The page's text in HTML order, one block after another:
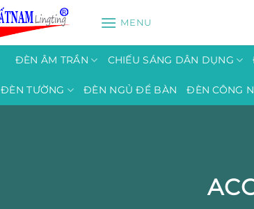
MENU
ĐÈN ÂM TRẦN CHIẾU SÁNG DÂN DỤNG
ĐÈN TƯỜNG ĐÈN NGỦ ĐỂ BÀN ĐÈN CÔNG